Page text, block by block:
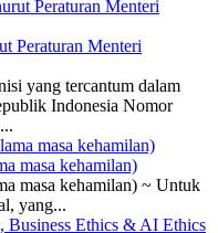
Peraturan Menteri
yang tercantum dalam
Indonesia Nomor
masa kehamilan)
masa kehamilan) ~ Untuk
yang...